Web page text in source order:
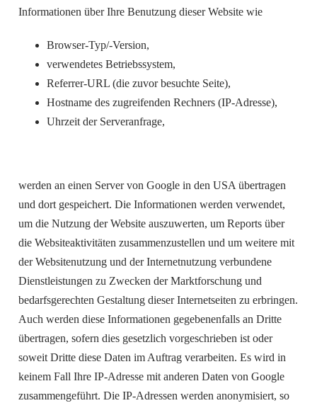
Informationen über Ihre Benutzung dieser Website wie
Browser-Typ/-Version,
verwendetes Betriebssystem,
Referrer-URL (die zuvor besuchte Seite),
Hostname des zugreifenden Rechners (IP-Adresse),
Uhrzeit der Serveranfrage,
werden an einen Server von Google in den USA übertragen
und dort gespeichert. Die Informationen werden verwendet,
um die Nutzung der Website auszuwerten, um Reports über
die Websiteaktivitäten zusammenzustellen und um weitere mit
der Websitenutzung und der Internetnutzung verbundene
Dienstleistungen zu Zwecken der Marktforschung und
bedarfsgerechten Gestaltung dieser Internetseiten zu erbringen.
Auch werden diese Informationen gegebenenfalls an Dritte
übertragen, sofern dies gesetzlich vorgeschrieben ist oder
soweit Dritte diese Daten im Auftrag verarbeiten. Es wird in
keinem Fall Ihre IP-Adresse mit anderen Daten von Google
zusammengeführt. Die IP-Adressen werden anonymisiert, so